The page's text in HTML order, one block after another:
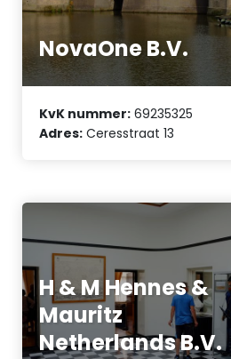
NovaOne B.V.
KvK nummer: 69235325
Adres: Ceresstraat 13
H & M Hennes &
Mauritz
Netherlands B.V.